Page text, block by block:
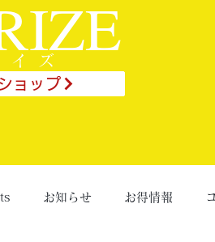
イズ
ョップ
お知らせ お得情報